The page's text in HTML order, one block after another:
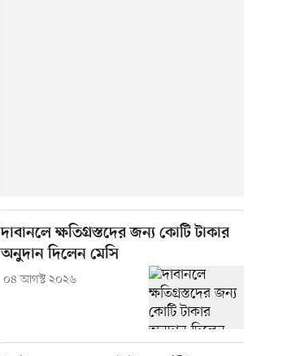
দাবানলে ক্ষতিগ্রস্তদের জন্য কোটি টাকার
অনুদান দিলেন মেসি
০৪ আগস্ট ২০২৬